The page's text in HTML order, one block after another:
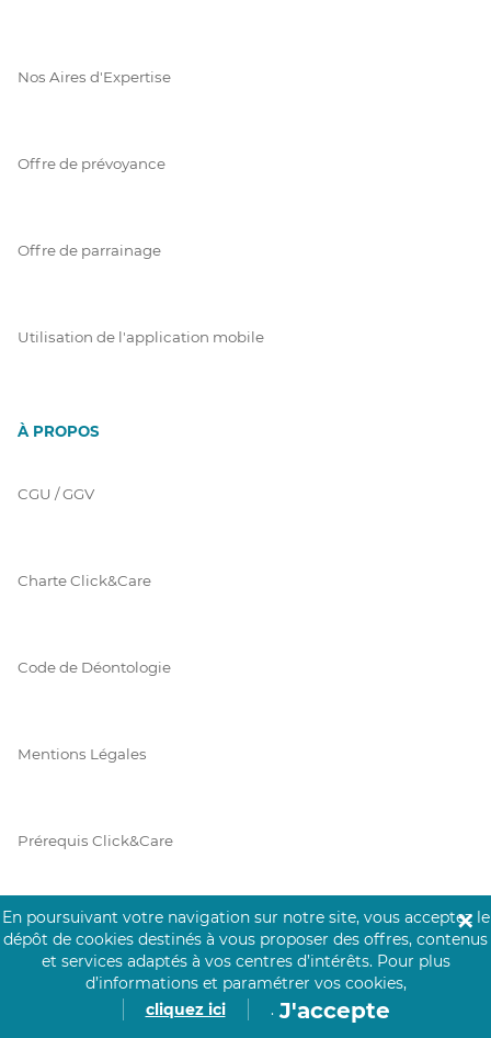
Nos Aires d'Expertise
Offre de prévoyance
Offre de parrainage
Utilisation de l'application mobile
À PROPOS
CGU / GGV
Charte Click&Care
Code de Déontologie
Mentions Légales
Prérequis Click&Care
Protection des Données
En poursuivant votre navigation sur notre site, vous acceptez le
dépôt de cookies destinés à vous proposer des offres, contenus
et services adaptés à vos centres d’intérêts. Pour plus
d’informations et paramétrer vos cookies,
cliquez ici
. J'accepte
✕